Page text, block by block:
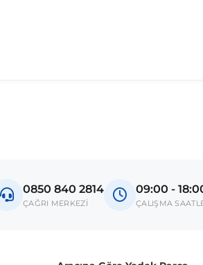
Sipariş vermeden önce OEM
0850 840 2814
ÇAĞRI MERKEZİ
09:00 -
ÇALIŞMA